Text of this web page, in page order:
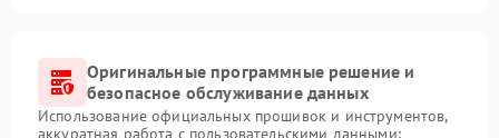
Оригинальные программные решение и
безопасное обслуживание данных
Использование официальных прошивок и инструментов,
аккуратная работа с пользовательскими данными: